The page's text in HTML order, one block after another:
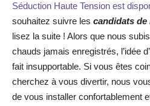
Séduction Haute Tension est
souhaitez suivre les candidats de
lisez la suite ! Alors que nous
chauds jamais enregistrés, l’idée
fait insupportable. Si vous êtes
cherchez à vous divertir, nous
de vous installer confortablement